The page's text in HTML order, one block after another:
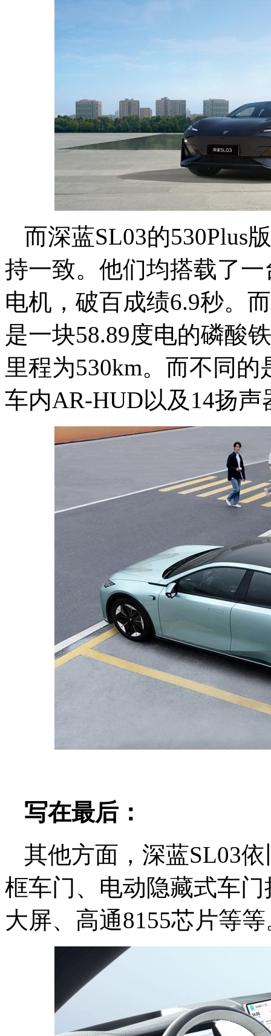
而深蓝SL03的530Plus
持一致。他们均搭载了
电机，破百成绩6.9秒。
是一块58.89度电的磷酸
里程为530km。而不同
车内AR-HUD以及14扬声
写在最后：
其他方面，深蓝SL03
框车门、电动隐藏式车
大屏、高通8155芯片等